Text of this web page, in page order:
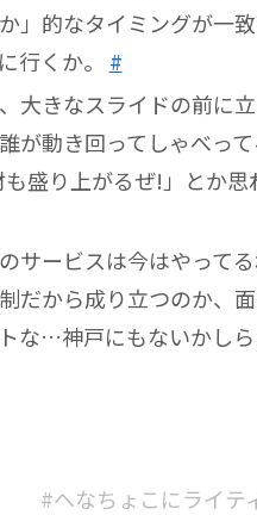
」的なタイミングが一
行くか。 #
大きなスライドの前に
が動き回ってしゃべっ
盛り上がるぜ!」とか
サービスは今はやって
だから成り立つのか、
な…神戸にもないかしら
#へなちょこにライテ